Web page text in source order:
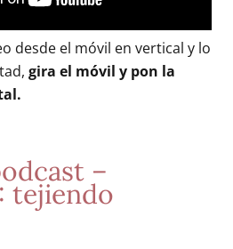
desde el móvil en vertical y lo
gira el móvil y pon la
–
tejiendo